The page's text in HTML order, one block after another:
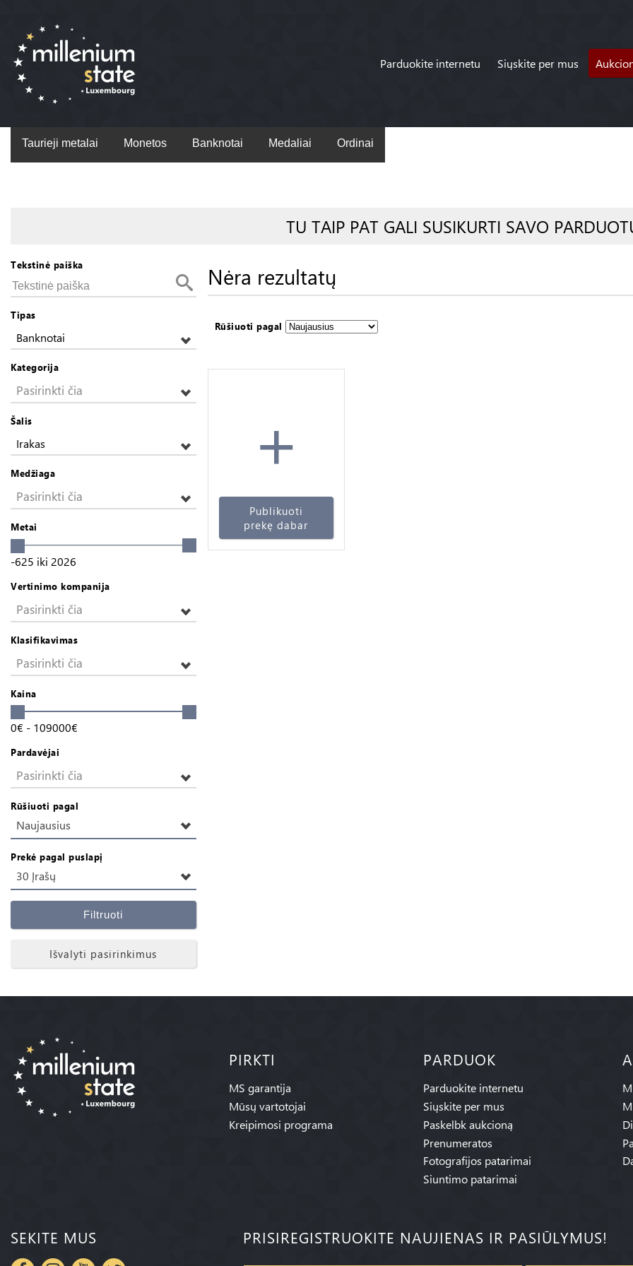
Parduokite internetu Siųskite per mus
Taurieji metalai Monetos Banknotai Medaliai Ordinai
TU TAIP PAT GALI SUSIKURTI SAVO
Tekstinė paiška
Tipas
Banknotai
Kategorija
Pasirinkti čia
Šalis
Irakas
Medžiaga
Pasirinkti čia
Metai
-625 iki 2026
Vertinimo kompanija
Pasirinkti čia
Klasifikavimas
Pasirinkti čia
Kaina
0€ - 109000€
Pardavėjai
Pasirinkti čia
Rūšiuoti pagal
Naujausius
Prekė pagal puslapį
30 Įrašų
Filtruoti
Išvalyti pasirinkimus
Nėra rezultatų
Rūšiuoti pagal
+
Publikuoti
prekę dabar
PIRKTI
MS garantija
Mūsų vartotojai
Kreipimosi programa
PARDUOK
Parduokite internetu
Siųskite per mus
Paskelbk aukcioną
Prenumeratos
Fotografijos patarimai
Siuntimo patarimai
SEKITE MUS PRISIREGISTRUOKITE NAUJIENAS IR PASIŪLYMUS!